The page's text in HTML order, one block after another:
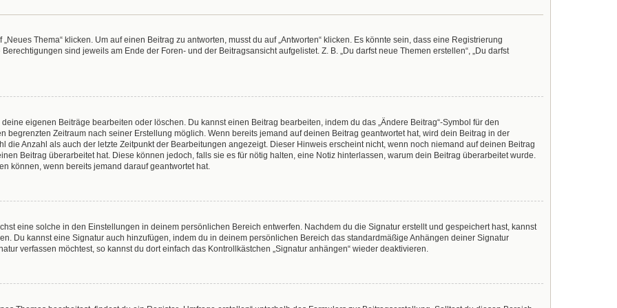
Thema“ klicken. Um auf einen Beitrag zu antworten, musst du auf „Antworten“ klicken. Es könnte sein, dass eine Registrierung
sind jeweils am Ende der Foren- und der Beitragsansicht aufgelistet. Z. B. „Du darfst neue Themen erstellen“, „Du darfst
eigenen Beiträge bearbeiten oder löschen. Du kannst einen Beitrag bearbeiten, indem du das „Ändere Beitrag“-Symbol für den
begrenzten Zeitraum nach seiner Erstellung möglich. Wenn bereits jemand auf deinen Beitrag geantwortet hat, wird dein Beitrag in der
die Anzahl als auch der letzte Zeitpunkt der Bearbeitungen angezeigt. Dieser Hinweis erscheint nicht, wenn noch niemand auf deinen Beitrag
Beitrag überarbeitet hat. Diese können jedoch, falls sie es für nötig halten, eine Notiz hinterlassen, warum dein Beitrag überarbeitet wurde.
können, wenn bereits jemand darauf geantwortet hat.
eine solche in den Einstellungen in deinem persönlichen Bereich entwerfen. Nachdem du die Signatur erstellt und gespeichert hast, kannst
Du kannst eine Signatur auch hinzufügen, indem du in deinem persönlichen Bereich das standardmäßige Anhängen deiner Signatur
verfassen möchtest, so kannst du dort einfach das Kontrollkästchen „Signatur anhängen“ wieder deaktivieren.